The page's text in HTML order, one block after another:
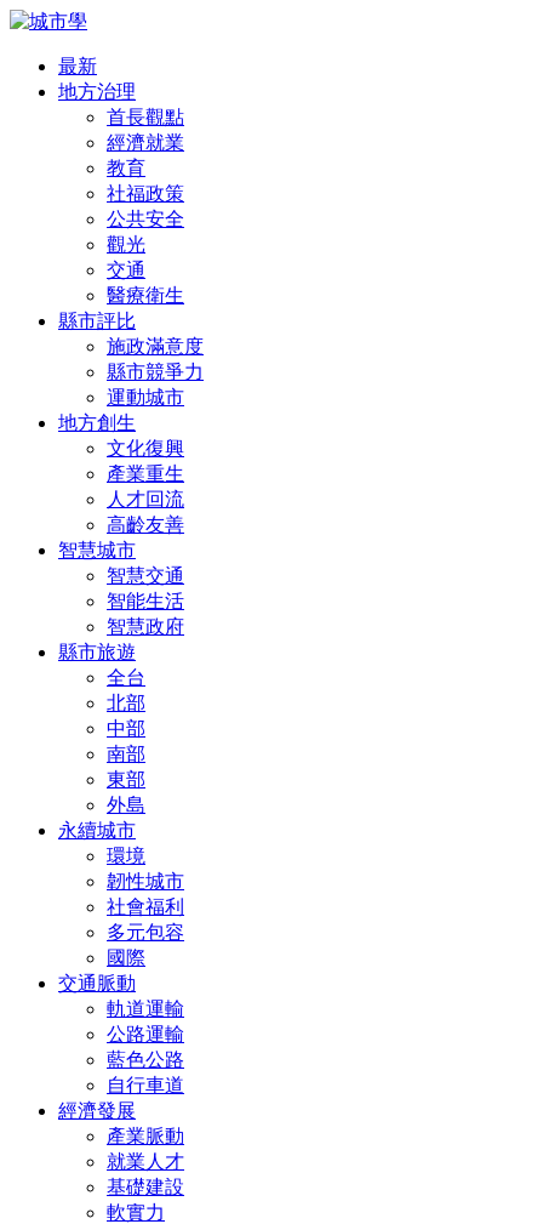
最新
地方治理
首長觀點
經濟就業
教育
社福政策
公共安全
觀光
交通
醫療衛生
縣市評比
施政滿意度
縣市競爭力
運動城市
地方創生
文化復興
產業重生
人才回流
高齡友善
智慧城市
智慧交通
智能生活
智慧政府
縣市旅遊
全台
北部
中部
南部
東部
外島
永續城市
環境
韌性城市
社會福利
多元包容
國際
交通脈動
軌道運輸
公路運輸
藍色公路
自行車道
經濟發展
產業脈動
就業人才
基礎建設
軟實力